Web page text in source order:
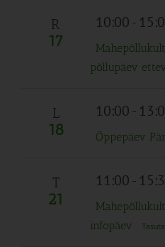
R
17
10:00-
põllupäev
L
18
10:00-
Õppepäev
T
21
11:00-
infopäev
Tasuta